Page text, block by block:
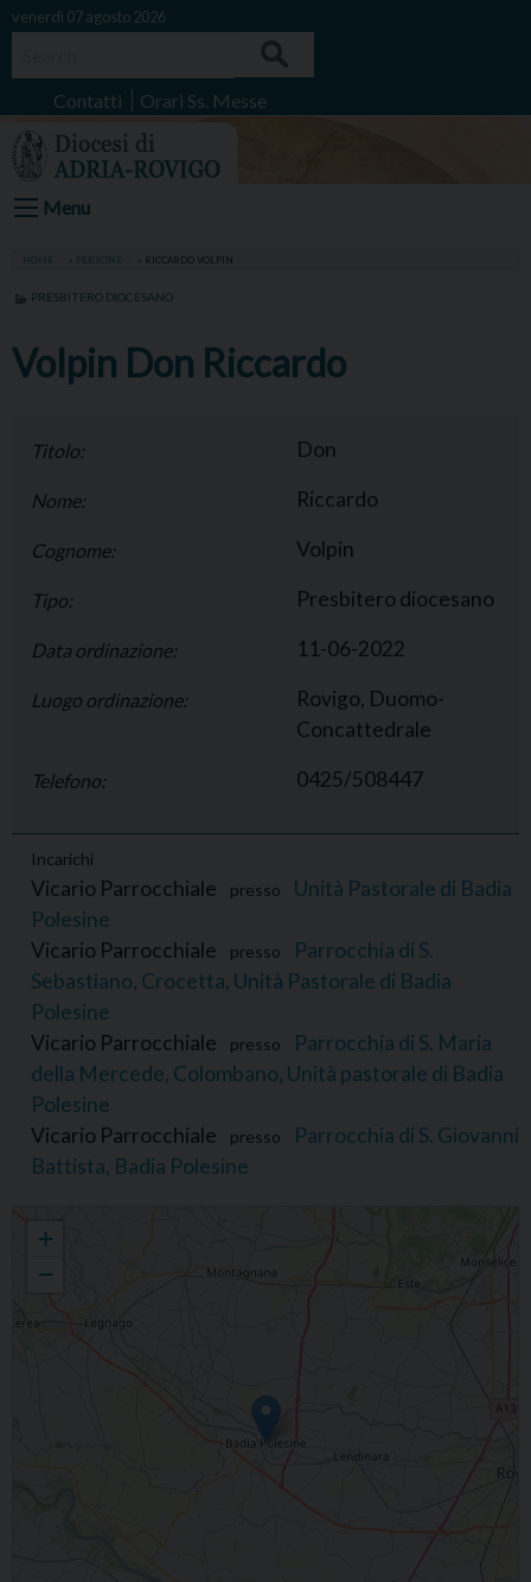
Skip
venerdì 07 agosto 2026
Contatti Orari Ss. Messe
Menu
HOME PERSONE RICCARDO VOLPIN
PRESBITERO DIOCESANO
Volpin Don Riccardo
Titolo: Don
Nome: Riccardo
Cognome: Volpin
Tipo: Presbitero diocesano
Data ordinazione: 11-06-2022
Luogo ordinazione:
Rovigo, Duomo-
Concattedrale
Telefono: 0425/508447
Incarichi
Vicario Parrocchiale presso
Unità Pastorale di Badia
Polesine
Vicario Parrocchiale
presso
Parrocchia di S.
Sebastiano, Crocetta, Unità Pastorale di Badia
Polesine
Vicario Parrocchiale
presso
Parrocchia di S. Maria
della Mercede, Colombano, Unità pastorale di Badia
Polesine
Vicario Parrocchiale
presso
Parrocchia di S. Giovanni
Battista, Badia Polesine
+
−